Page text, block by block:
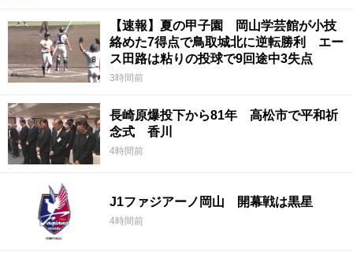
【速報】夏の甲子園 岡山学芸館が小技
絡めた7得点で鳥取城北に逆転勝利 エー
ス田路は粘りの投球で9回途中3失点
3時間前
長崎原爆投下から81年 高松市で平和祈
念式 香川
4時間前
J1ファジアーノ岡山 開幕戦は黒星
4時間前